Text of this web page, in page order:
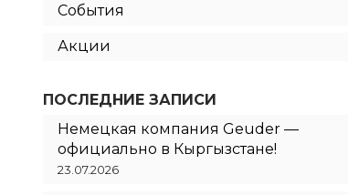
События
Акции
ПОСЛЕДНИЕ ЗАПИСИ
Немецкая компания Geuder —
официально в Кыргызстане!
23.07.2026